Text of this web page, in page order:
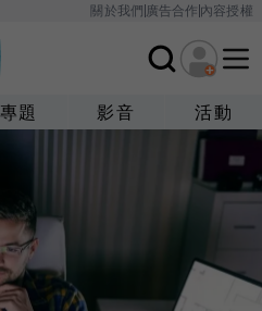
關於我們廣告合作內容授權
專題 影音 活動